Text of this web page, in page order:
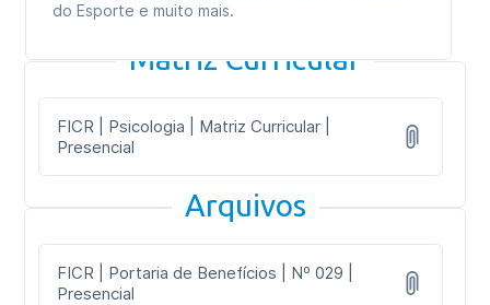
do Esporte e muito mais.
Matriz Curricular
FICR | Psicologia | Matriz Curricular |
Presencial
Arquivos
FICR | Portaria de Benefícios | Nº 029 |
Presencial